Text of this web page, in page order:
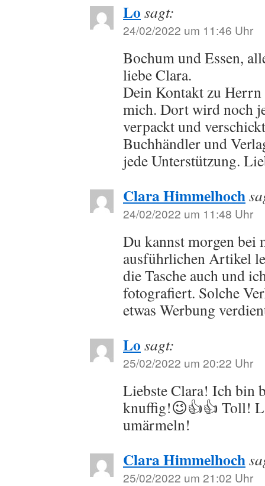
Lo sagt:
24/02/2022 um 11:46 Uhr
Bochum und Essen,
liebe Clara.
Dein Kontakt zu
mich. Dort wird noch
verpackt und
Buchhändler und
jede Unterstützung.
Clara Himmelhoch
24/02/2022 um 11:48 Uhr
Du kannst morgen bei
ausführlichen Artikel
die Tasche auch und
fotografiert. Solche
etwas Werbung
Lo sagt:
25/02/2022 um 20:22 Uhr
Liebste Clara! Ich bin
knuffig!😉👍👍 Toll!
umärmeln!
Clara Himmelhoch
25/02/2022 um 21:02 Uhr